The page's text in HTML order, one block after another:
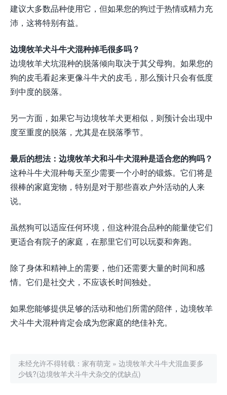
建议大多数品种使用它，但如果您的狗过于热情或精力充
沛，这将特别有益。
边境牧羊犬斗牛犬混种掉毛很多吗？
边境牧羊犬坑混种的脱落倾向取决于其父母狗。如果您的
狗的皮毛看起来更像斗牛犬的皮毛，那么预计只会有低度
到中度的脱落。
另一方面，如果它与边境牧羊犬更相似，则预计会出现中
度至重度的脱落，尤其是在脱落季节。
最后的想法：边境牧羊犬和斗牛犬混种是适合您的狗吗？
这种斗牛犬混种每天至少需要一个小时的锻炼。它们将是
很棒的家庭宠物，特别是对于那些喜欢户外活动的人来
说。
虽然狗可以适应任何环境，但这种混合品种的能量使它们
更适合有院子的家庭，在那里它们可以玩耍和奔跑。
除了身体和精神上的需要，他们还需要大量的时间和感
情。它们是社交犬，不应该长时间独处。
如果您能够提供足够的活动和他们所需的陪伴，边境牧羊
犬斗牛犬混种肯定会成为您家庭的绝佳补充。
未经允许不得转载： 家有萌宠 » 边境牧羊犬斗牛犬混血要多
少钱?(边境牧羊犬斗牛犬杂交的优缺点)